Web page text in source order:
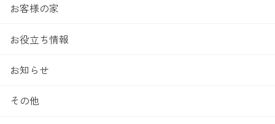
お客様の家
お役立ち情報
お知らせ
その他